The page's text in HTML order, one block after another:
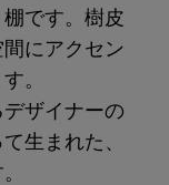
です。樹皮
にアクセン
。
ザイナーの
生まれた、